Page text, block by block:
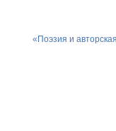
«Поэзия и